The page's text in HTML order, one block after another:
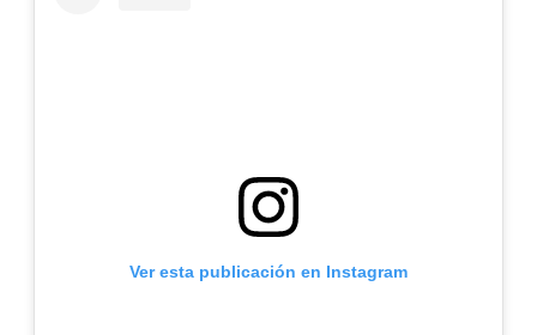
Ver esta publicación en Instagram